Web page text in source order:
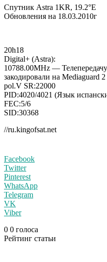
Спутник Astra 1KR, 19.2°E
Обновления на 18.03.2010г
20h18
Digital+ (Astra):
10788.00MHz —
закодировали на Mediaguard
pol.V SR:22000
PID:4020/4021 (Язык
FEC:5/6
SID:30368
//ru.kingofsat.net
Facebook
Twitter
Pinterest
WhatsApp
Telegram
VK
Viber
0 0 голоса
Рейтинг статьи